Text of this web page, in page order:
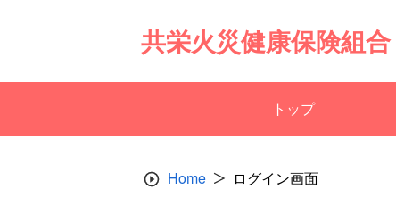
共栄火災健康保険組合
トップ
Home ログイン画面